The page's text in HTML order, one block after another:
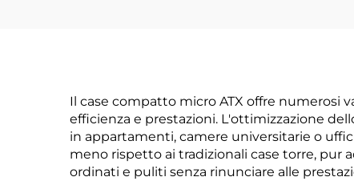
Il case compatto micro ATX offre
efficienza e prestazioni. L'ottimizzazione
in appartamenti, camere universitarie o
meno rispetto ai tradizionali case torre,
ordinati e puliti senza rinunciare alle